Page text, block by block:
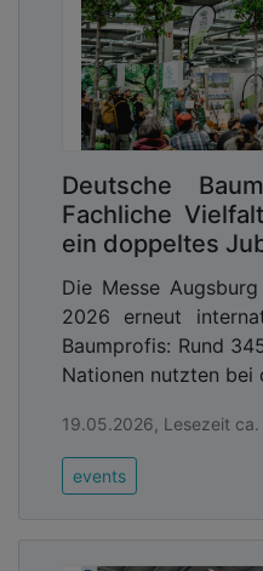
Deutsche
Fachliche
ein doppeltes
Die Messe
2026 erneut
Baumprofis: Rund
Nationen nutzten bei
19.05.2026, Lesezeit
events